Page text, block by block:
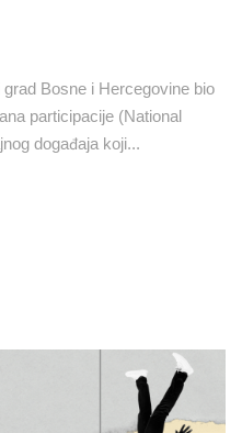
Bosne i Hercegovine bio
participacije (National
događaja koji...